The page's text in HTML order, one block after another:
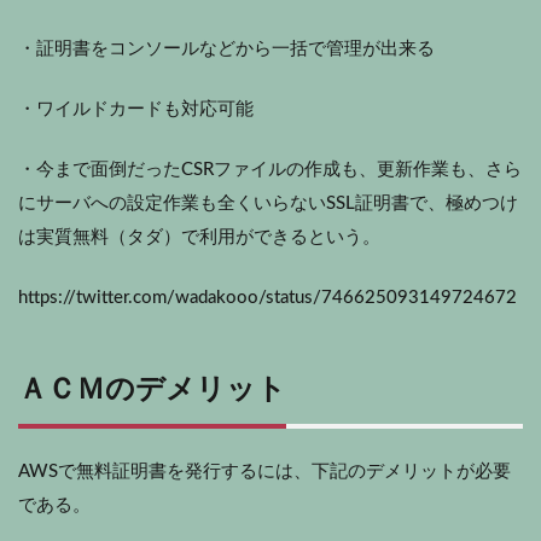
・証明書をコンソールなどから一括で管理が出来る
・ワイルドカードも対応可能
・今まで面倒だったCSRファイルの作成も、更新作業も、さら
にサーバへの設定作業も全くいらないSSL証明書で、極めつけ
は実質無料（タダ）で利用ができるという。
https://twitter.com/wadakooo/status/746625093149724672
ＡＣＭのデメリット
AWSで無料証明書を発行するには、下記のデメリットが必要
である。